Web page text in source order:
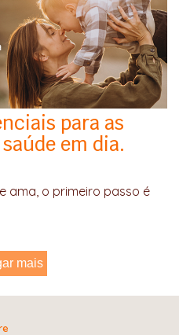
para as
em dia.
ama, o primeiro passo é
mais